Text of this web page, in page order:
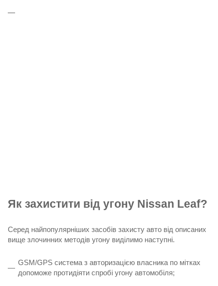
Як захистити від угону Nissan Leaf?
Серед найпопулярніших засобів захисту авто від описаних
вище злочинних методів угону виділимо наступні.
GSM/GPS система з авторизацією власника по мітках
допоможе протидіяти спробі угону автомобіля;